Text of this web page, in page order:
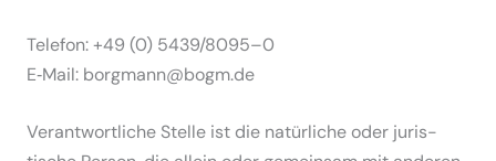
Telefon: +49 (0) 5439/8095–0
E‑Mail: borgmann@bogm.de
Verant­wort­liche Stelle ist die natür­liche oder juris­